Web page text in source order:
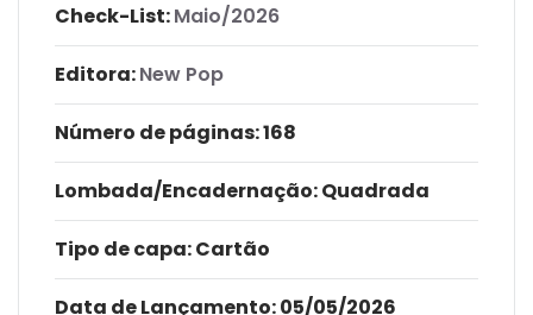
Check-List:Maio/2026
Editora:New Pop
Número de páginas: 168
Lombada/Encadernação: Quadrada
Tipo de capa:Cartão
Data de Lançamento:05/05/2026